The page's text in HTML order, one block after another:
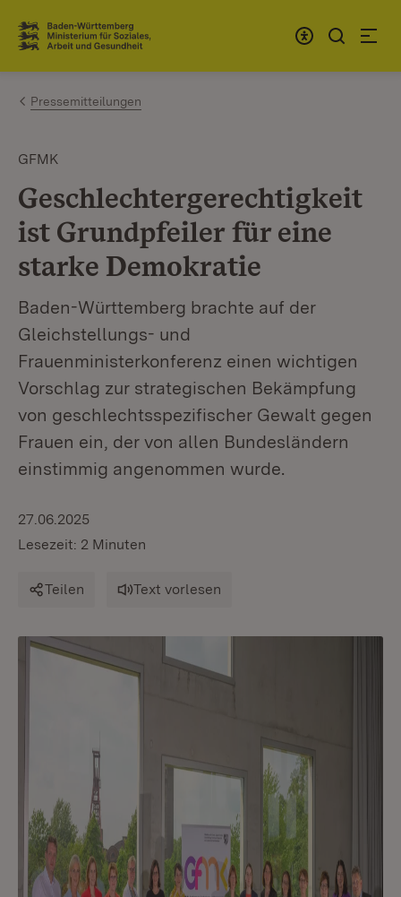
Zum Inhalt springen
Link zur Startseite
Pressemitteilungen
GFMK
Geschlechtergerechtigkeit
ist Grundpfeiler für eine
starke Demokratie
Baden-Württemberg brachte auf der
Gleichstellungs- und
Frauenministerkonferenz einen wichtigen
Vorschlag zur strategischen Bekämpfung
von geschlechtsspezifischer Gewalt gegen
Frauen ein, der von allen Bundesländern
einstimmig angenommen wurde.
27.06.2025
Lesezeit: 2 Minuten
Teilen Text vorlesen